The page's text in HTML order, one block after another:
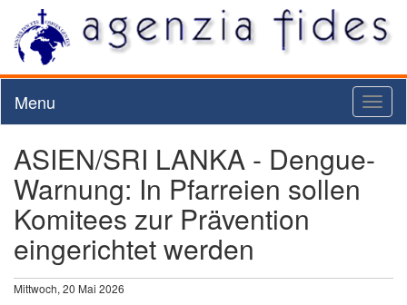
Menu
ASIEN/SRI LANKA - Dengue-
Warnung: In Pfarreien sollen
Komitees zur Prävention
eingerichtet werden
Mittwoch, 20 Mai 2026